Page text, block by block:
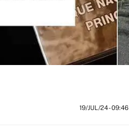
19/JUL/24- 09:46